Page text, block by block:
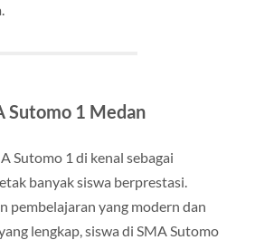
Sutomo 1 Medan
Sutomo 1 di kenal sebagai
banyak siswa berprestasi.
pembelajaran yang modern dan
lengkap, siswa di SMA Sutomo